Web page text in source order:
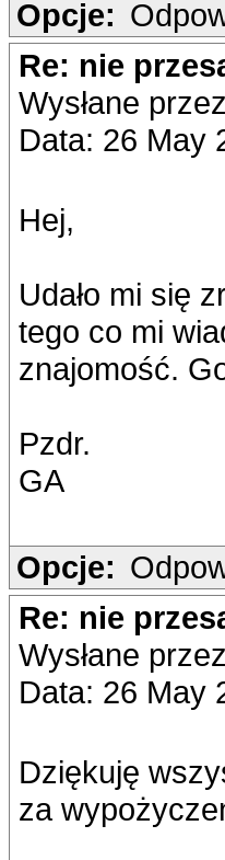
Opcje:
Re: nie
Wysłane
Data: 26 May
Hej,
Udało mi się
tego co mi
znajomość.
Pzdr.
GA
Opcje:
Re: nie
Wysłane
Data: 26 May
Dziękuję
za